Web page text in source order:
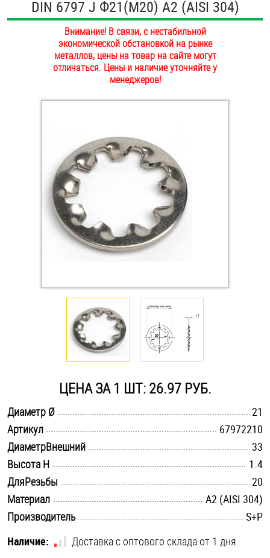
ОПЛАТА И ДОСТАВКА
НАШИ МАГАЗИНЫ
Втулки
Заклепки (Гайки-Заклепки)
Инструмент
Крюки, кольца с метрической резьбой
Крюки, кольца с шурупной резьбой
Оснастка и аксессуары для яхт
Саморезы и шурупы
Стопорные кольца
Такелаж
Хомуты
Шайбы
DIN 6797 J Ф21(М20) А2 (AISI 304)
Внимание! В связи, с нестабильной
экономической обстановкой на рынке
металлов, цены на товар на сайте могут
отличаться. Цены и наличие уточняйте у
менеджеров!
ЦЕНА ЗА 1 ШТ: 26.97 РУБ.
Диаметр Ø
21
Артикул
67972210
ДиаметрВнешний
33
Высота H
1.4
ДляРезьбы
20
Материал
А2 (AISI 304)
Производитель
S+P
Наличие:
Доставка с оптового склада от 1 дня